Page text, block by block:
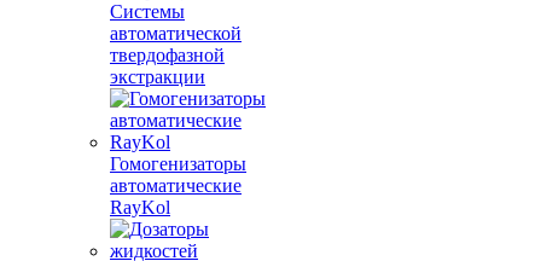
Системы
автоматической
твердофазной
экстракции
Гомогенизаторы
автоматические
RayKol